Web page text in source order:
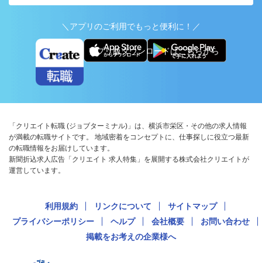
＼アプリのご利用でもっと便利に！／
アプリ版ダウンロードはこちらから
「クリエイト転職 (ジョブターミナル)」は、横浜市栄区・その他の求人情報
が満載の転職サイトです。 地域密着をコンセプトに、仕事探しに役立つ最新
の転職情報をお届けしています。
新聞折込求人広告「クリエイト 求人特集」を展開する株式会社クリエイトが
運営しています。
利用規約 リンクについて
サイトマップ
プライバシーポリシー
ヘルプ 会社概要
お問い合わせ
掲載をお考えの企業様へ